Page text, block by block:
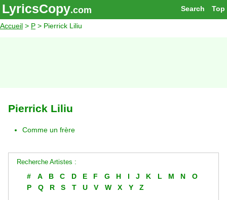
Top
Search
LyricsCopy.com
Accueil > P > Pierrick Liliu
Pierrick Liliu
Comme un frère
Recherche Artistes :
# A B C D E F G H I J K L M N
O
P
Q R S T U V W X Y Z